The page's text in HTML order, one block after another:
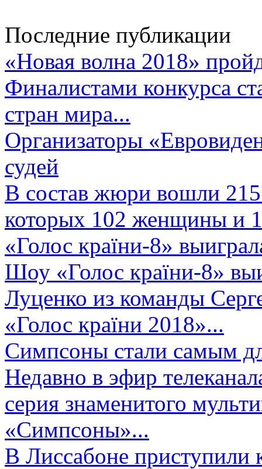
Последние публикации
«Новая волна 2018»
Финалистами конкурса
стран мира...
Организаторы
судей
В состав жюри вошли 215
которых 102 женщины и
«Голос країни-8»
Шоу «Голос країни-8»
Луценко из команды
«Голос країни 2018»...
Симпсоны стали самым
Недавно в эфир
серия знаменитого
«Симпсоны»...
В Лиссабоне приступили